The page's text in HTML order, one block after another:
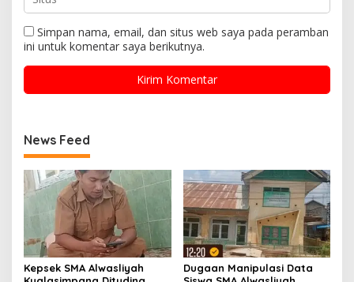
Simpan nama, email, dan situs web saya pada peramban
ini untuk komentar saya berikutnya.
News Feed
Kepsek SMA Alwasliyah
Dugaan Manipulasi Data